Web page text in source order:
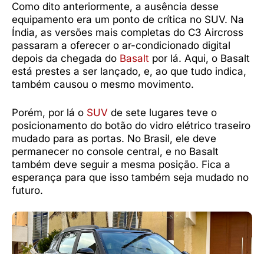
Como dito anteriormente, a ausência desse
equipamento era um ponto de crítica no SUV. Na
Índia, as versões mais completas do C3 Aircross
passaram a oferecer o ar-condicionado digital
depois da chegada do Basalt por lá. Aqui, o Basalt
está prestes a ser lançado, e, ao que tudo indica,
também causou o mesmo movimento.
Porém, por lá o SUV de sete lugares teve o
posicionamento do botão do vidro elétrico traseiro
mudado para as portas. No Brasil, ele deve
permanecer no console central, e no Basalt
também deve seguir a mesma posição. Fica a
esperança para que isso também seja mudado no
futuro.